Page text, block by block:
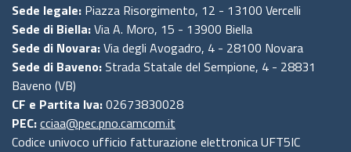
Sede legale: Piazza Risorgimento, 12 - 13100 Vercelli
Sede di Biella:Via A. Moro, 15 - 13900 Biella
Sede di Novara:Via degli Avogadro, 4 - 28100 Novara
Sede di Baveno:Strada Statale del Sempione, 4 - 28831
Baveno (VB)
CF e Partita Iva:02673830028
PEC:cciaa@pec.pno.camcom.it
Codice univoco ufficio fatturazione elettronica UFT5IC